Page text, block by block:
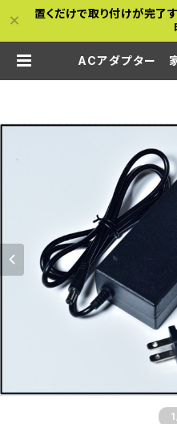
置くだけで取り付けが完了
ACアダプター
1